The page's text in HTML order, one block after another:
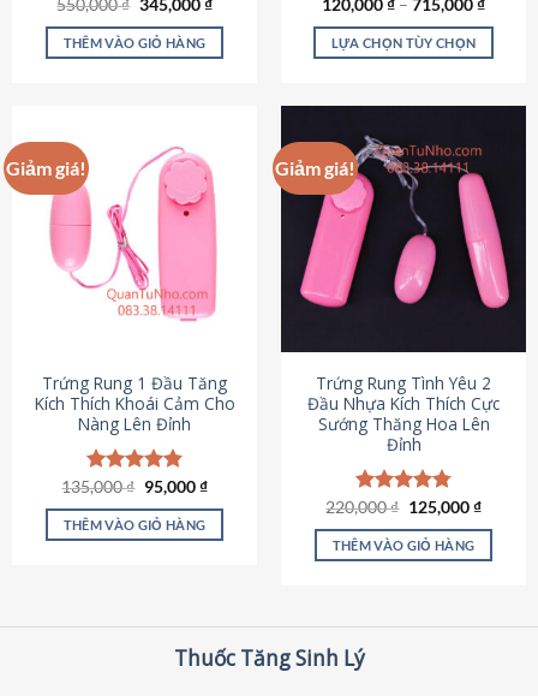
Được xếp
hạng4.81
5 sao
550,000₫
là:
550,000 ₫.
345,000₫
tại
THÊM VÀO GIỎ HÀNG
Được xếp
hạng4.85
5 sao
120,000₫ – 715,000₫
LỰA CHỌN TÙY CHỌN
có
nhiều
biến
thể.
Các
tùy
chọn
được
chọn
trên
trang
sản
phẩm
Giảm giá!
Trứng Rung 1 Đầu Tăng
Kích Thích Khoái Cảm Cho
Nàng Lên Đỉnh
Được xếp
hạng4.87
5 sao
135,000₫ Giá
gốc
là:
135,000 ₫.
95,000₫Giá
tại
THÊM VÀO GIỎ HÀNG
Giảm giá!
Trứng Rung Tình Yêu 2
Đầu Nhựa Kích Thích Cực
Sướng Thăng Hoa Lên
Đỉnh
Được xếp
hạng4.79
5 sao
220,000₫ Giá
là:
220,000 ₫.
125,000₫Giá
tại
THÊM VÀO GIỎ HÀNG
Thuốc Tăng Sinh Lý